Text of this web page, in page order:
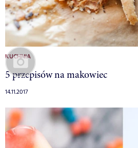
KUCHNIA
5 przepisów na makowiec
14.11.2017